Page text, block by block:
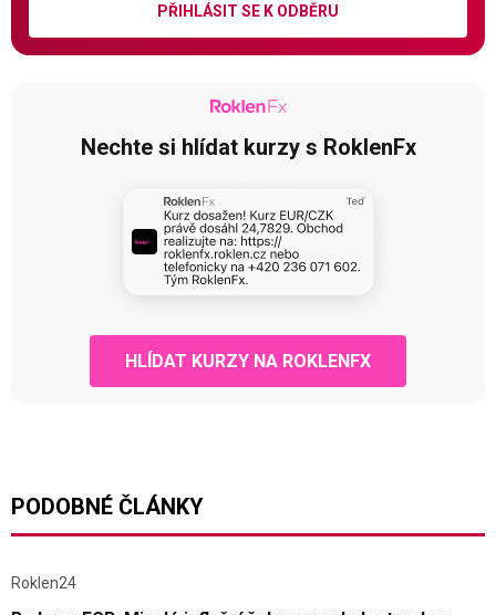
PŘIHLÁSIT SE K ODBĚRU
Nechte si hlídat kurzy s RoklenFx
HLÍDAT KURZY NA ROKLENFX
PODOBNÉ ČLÁNKY
Roklen24